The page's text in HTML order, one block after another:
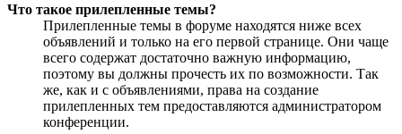
Что такое прилепленные темы?
Прилепленные темы в форуме находятся ниже всех
объявлений и только на его первой странице. Они чаще
всего содержат достаточно важную информацию,
поэтому вы должны прочесть их по возможности. Так
же, как и с объявлениями, права на создание
прилепленных тем предоставляются администратором
конференции.